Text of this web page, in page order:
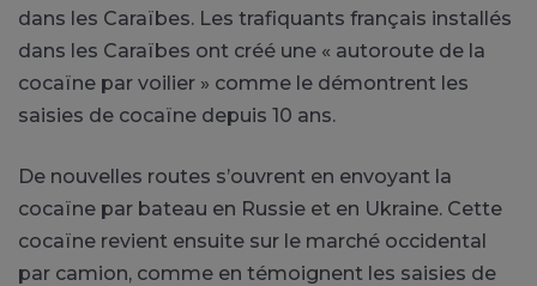
dans les Caraïbes. Les trafiquants français installés
dans les Caraïbes ont créé une « autoroute de la
cocaïne par voilier » comme le démontrent les
saisies de cocaïne depuis 10 ans.
De nouvelles routes s’ouvrent en envoyant la
cocaïne par bateau en Russie et en Ukraine. Cette
cocaïne revient ensuite sur le marché occidental
par camion, comme en témoignent les saisies de